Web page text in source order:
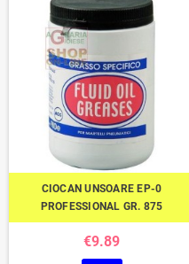
CIOCAN UNSOARE EP-0
PROFESSIONAL GR. 875
€9.89